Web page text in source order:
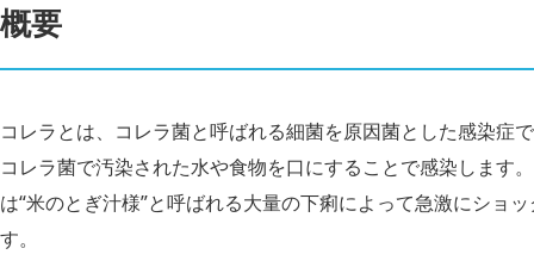
概要
コレラとは、コレラ菌と呼ばれる細菌を原因菌とした感染症
コレラ菌で汚染された水や食物を口にすることで感染します
は“米のとぎ汁様”と呼ばれる大量の下痢によって急激にショ
す。